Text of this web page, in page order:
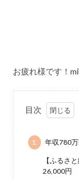
お疲れ様です！
目次
1. 年収780
【ふるさ
26,000円